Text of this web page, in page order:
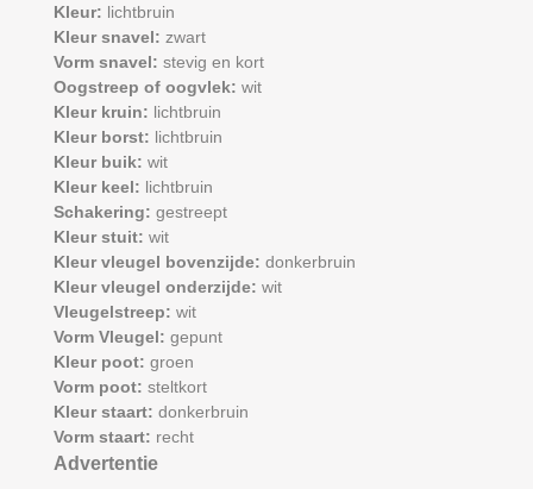
Kleur: lichtbruin
Kleur snavel: zwart
Vorm snavel: stevig en kort
Oogstreep of oogvlek: wit
Kleur kruin: lichtbruin
Kleur borst: lichtbruin
Kleur buik: wit
Kleur keel: lichtbruin
Schakering: gestreept
Kleur stuit: wit
Kleur vleugel bovenzijde: donkerbruin
Kleur vleugel onderzijde: wit
Vleugelstreep: wit
Vorm Vleugel: gepunt
Kleur poot: groen
Vorm poot: steltkort
Kleur staart: donkerbruin
Vorm staart: recht
Advertentie